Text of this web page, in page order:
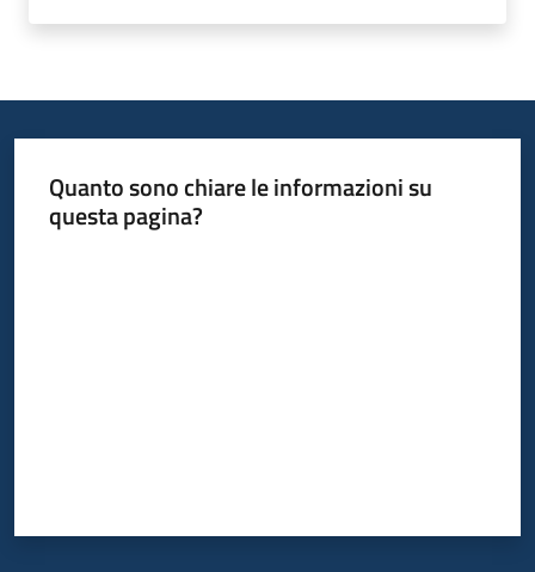
Quanto sono chiare le informazioni su
questa pagina?